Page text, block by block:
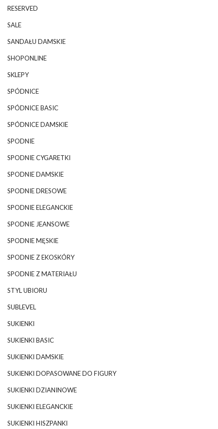
RESERVED
SALE
SANDAŁU DAMSKIE
SHOPONLINE
SKLEPY
SPÓDNICE
SPÓDNICE BASIC
SPÓDNICE DAMSKIE
SPODNIE
SPODNIE CYGARETKI
SPODNIE DAMSKIE
SPODNIE DRESOWE
SPODNIE ELEGANCKIE
SPODNIE JEANSOWE
SPODNIE MĘSKIE
SPODNIE Z EKOSKÓRY
SPODNIE Z MATERIAŁU
STYL UBIORU
SUBLEVEL
SUKIENKI
SUKIENKI BASIC
SUKIENKI DAMSKIE
SUKIENKI DOPASOWANE DO FIGURY
SUKIENKI DZIANINOWE
SUKIENKI ELEGANCKIE
SUKIENKI HISZPANKI